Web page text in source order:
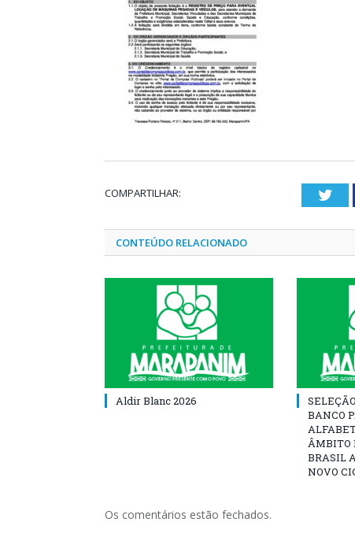
COMPARTILHAR:
CONTEÚDO RELACIONADO
Aldir Blanc 2026
BANCO
ÂMBITO
BRASIL
NOVO
Os comentários estão fechados.